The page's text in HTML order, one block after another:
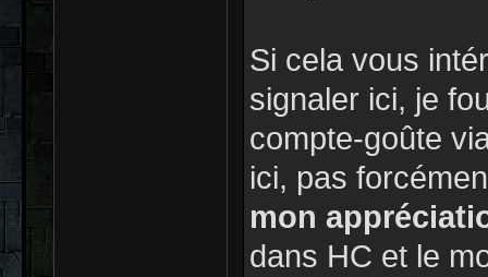
Si cela vous
signaler ici, je
compte-goûte
ici, pas
mon
dans HC et le